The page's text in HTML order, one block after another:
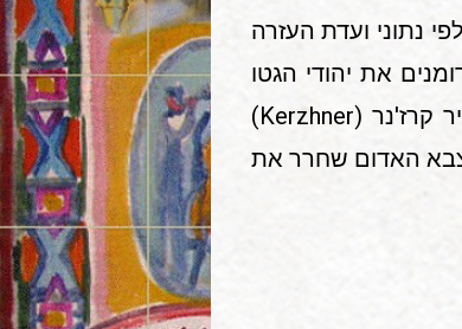
נתוני ועדת העזרה
ריכזו ז'נדרמים רומנים את יהודי הגטו
בבניין בית הסוהר ועמדו לחסל אותם, אך ברגע האחרון הופיע איש המחתרת היהודי ולדימיר קרז'נר (Kerzhner)
האדום שחרר את